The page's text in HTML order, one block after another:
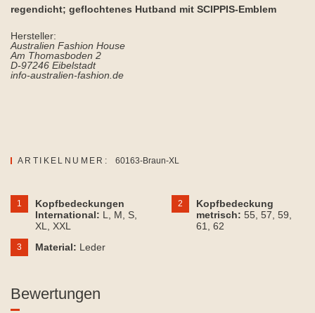
regendicht; geflochtenes Hutband mit SCIPPIS-Emblem
Hersteller:
Australien Fashion House
Am Thomasboden 2
D-97246 Eibelstadt
info-australien-fashion.de
ARTIKELNUMER: 60163-Braun-XL
1
Kopfbedeckungen
International: L , M , S
XL
, XXL
2
Kopfbedeckung
metrisch: 55 , 57 , 59
61
, 62
3 Material: Leder
Bewertungen